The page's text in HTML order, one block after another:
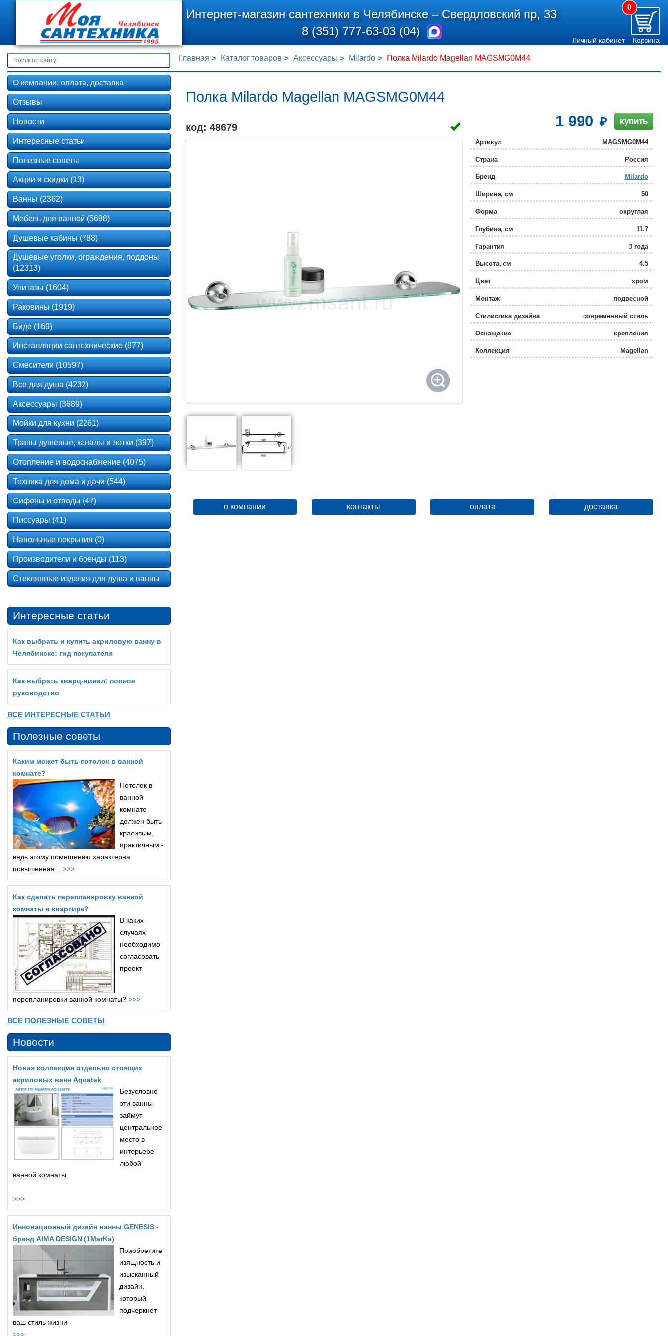
Интернет-магазин сантехники в Челябинске –Свердловский пр, 33
8 (351) 777-63-03 (04)
0
Личный кабинет Корзина
Главная Каталог товаров Аксессуары Milardo Полка Milardo Magellan MAGSMG0M44
Полка Milardo Magellan MAGSMG0M44
код: 48679 1 990 купить
Артикул MAGSMG0M44
Страна Россия
Бренд Milardo
Ширина, см 50
Форма округлая
Глубина, см 11.7
Гарантия 3 года
Высота, см 4.5
Цвет хром
Монтаж подвесной
Стилистика дизайна современный стиль
Оснащение крепления
Коллекция Magellan
о компании контакты оплата доставка
О компании, оплата, доставка
Отзывы
Новости
Интересные статьи
Полезные советы
Акции и скидки (13)
Ванны (2362)
Мебель для ванной (5698)
Душевые кабины (788)
Душевые уголки, ограждения, поддоны
(12313)
Унитазы (1604)
Раковины (1919)
Биде (169)
Инсталляции сантехнические (977)
Смесители (10597)
Все для душа (4232)
Аксессуары (3689)
Мойки для кухни (2261)
Трапы душевые, каналы и лотки (397)
Отопление и водоснабжение (4075)
Техника для дома и дачи (544)
Сифоны и отводы (47)
Писсуары (41)
Напольные покрытия (0)
Производители и бренды (113)
Стеклянные изделия для душа и ванны
Интересные статьи
Как выбрать и купить акриловую ванну в
Челябинске: гид покупателя
Как выбрать кварц‑винил: полное
руководство
ВСЕ ИНТЕРЕСНЫЕ СТАТЬИ
Полезные советы
Каким может быть потолок в ванной
комнате?
Потолок в
ванной
комнате
должен быть
красивым,
практичным -
ведь этому помещению характерна
повышенная... >>>
Как сделать перепланировку ванной
комнаты в квартире?
В каких
случаях
необходимо
согласовать
проект
перепланировки ванной комнаты? >>>
ВСЕ ПОЛЕЗНЫЕ СОВЕТЫ
Новости
Новая коллекция отдельно стоящих
акриловых ванн Aquatek
Безусловно
эти ванны
займут
центральное
место в
интерьере
любой
ванной комнаты.
>>>
Инновационный дизайн ванны GENESIS -
бренд AIMA DESIGN (1MarKa)
Приобретите
изящность и
изысканный
дизайн,
который
подчеркнет
ваш стиль жизни
>>>